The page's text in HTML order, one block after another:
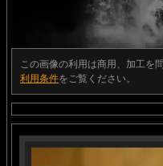
この画像の利用は商用、加工を
利用条件をご覧ください。